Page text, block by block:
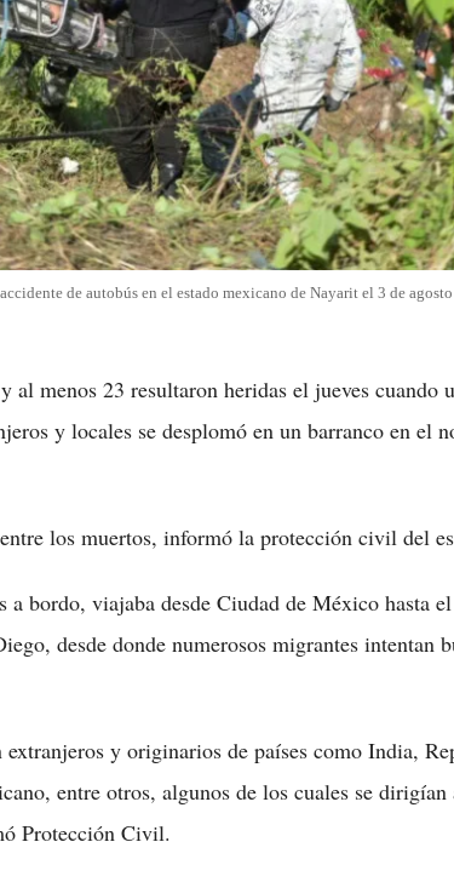
de autobús en el estado mexicano de Nayarit el 3 de
al menos 23 resultaron heridas el jueves cuando
y locales se desplomó en un barranco en el
los muertos, informó la protección civil del
a bordo, viajaba desde Ciudad de México hasta
desde donde numerosos migrantes intentan
extranjeros y originarios de países como India,
entre otros, algunos de los cuales se dirigían
Protección Civil.